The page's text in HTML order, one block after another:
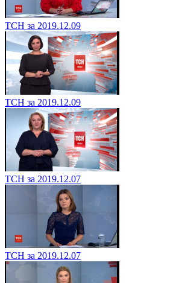
ТСН за 2019.12.09
ТСН за 2019.12.09
ТСН за 2019.12.07
ТСН за 2019.12.07